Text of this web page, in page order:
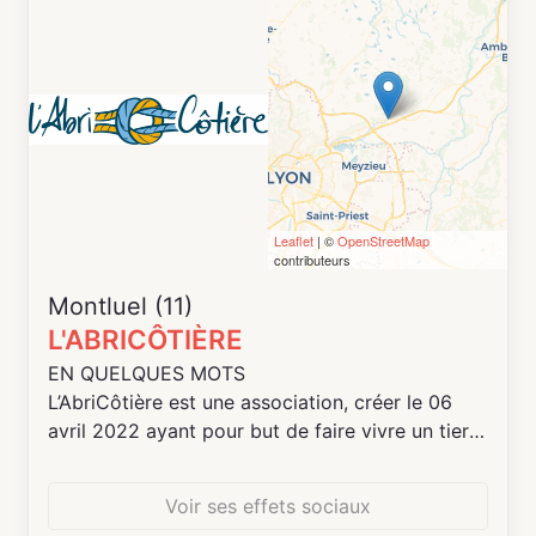
Leaflet | ©OpenStreetMap
contributeurs
Montluel (11)
L'ABRICÔTIÈRE
EN QUELQUES MOTS
L’AbriCôtière est une association, créer le 06
avril 2022 ayant pour but de faire vivre un tiers-
diversités avec pour objectif de générer
Voir ses effets sociaux